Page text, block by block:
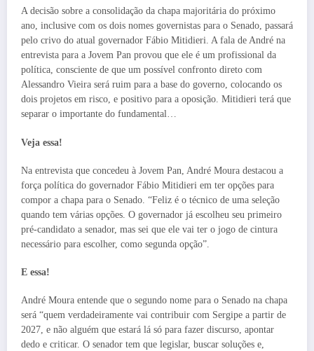
A decisão sobre a consolidação da chapa majoritária do próximo
ano, inclusive com os dois nomes governistas para o Senado, passará
pelo crivo do atual governador Fábio Mitidieri. A fala de André na
entrevista para a Jovem Pan provou que ele é um profissional da
política, consciente de que um possível confronto direto com
Alessandro Vieira será ruim para a base do governo, colocando os
dois projetos em risco, e positivo para a oposição. Mitidieri terá que
separar o importante do fundamental…
Veja essa!
Na entrevista que concedeu à Jovem Pan, André Moura destacou a
força política do governador Fábio Mitidieri em ter opções para
compor a chapa para o Senado. “Feliz é o técnico de uma seleção
quando tem várias opções. O governador já escolheu seu primeiro
pré-candidato a senador, mas sei que ele vai ter o jogo de cintura
necessário para escolher, como segunda opção”.
E essa!
André Moura entende que o segundo nome para o Senado na chapa
será “quem verdadeiramente vai contribuir com Sergipe a partir de
2027, e não alguém que estará lá só para fazer discurso, apontar
dedo e criticar. O senador tem que legislar, buscar soluções e,